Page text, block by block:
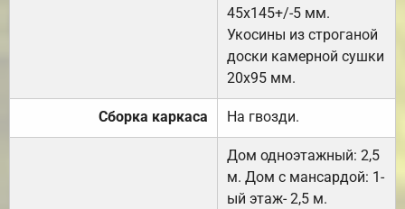
45х145+/-5 мм.
Укосины из строганой
доски камерной сушки
20х95 мм.
Сборка каркаса На гвозди.
Дом одноэтажный: 2,5
м. Дом с мансардой: 1-
ый этаж- 2,5 м.